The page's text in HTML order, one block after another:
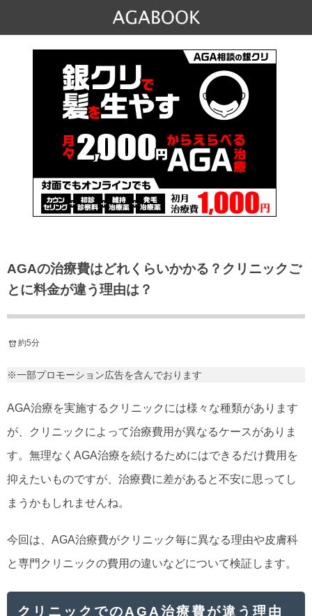
AGAの治療費はどれくらいかかる？クリニックご
とに料金が違う理由は？
約5分
※一部プロモーション広告を含んでおります
AGA治療を実施するクリニックには様々な種類があります
が、クリニックによって治療費用が異なるケースがありま
す。無理なくAGA治療を続けるためにはできるだけ費用を
抑えたいものですが、治療費に差があると不安に思ってし
まうかもしれませんね。
今回は、AGA治療費がクリニック毎に異なる理由や皮膚科
と専門クリニックの費用の違いなどについて検証します。
クリニックでのAGA治療費が違う理由